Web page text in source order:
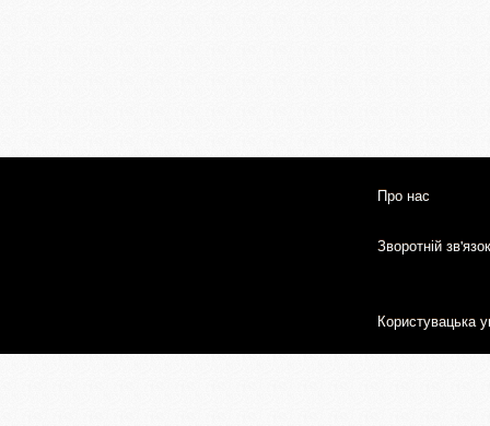
Про нас
Зворотній зв'язок
Користувацька